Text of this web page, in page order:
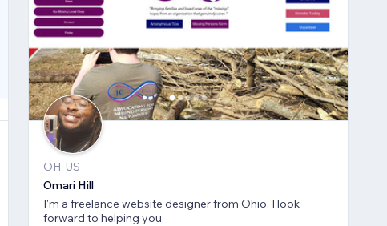
OH, US
Omari Hill
I'm a freelance website designer from Ohio. I look
forward to helping you.